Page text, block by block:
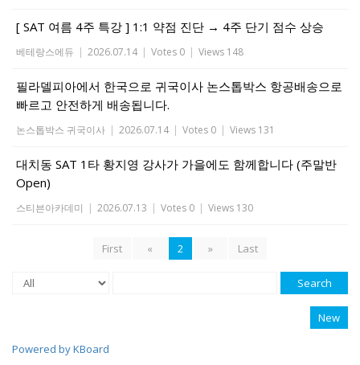
[ SAT 여름 4주 특강 ] 1:1 약점 진단 → 4주 단기 점수 상승
베테랑스에듀 | 2026.07.14 | Votes 0 | Views 148
필라델피아에서 한국으로 귀국이사 논스톱박스 항공배송으로
빠르고 안전하게 배송됩니다.
논스톱박스 귀국이사 | 2026.07.14 | Votes 0 | Views 131
대치동 SAT 1타 황지영 강사가 가을에도 함께합니다 (주말반
Open)
스티븐아카데미 | 2026.07.13 | Votes 0 | Views 130
First « 2 » Last
Search
New
Powered by KBoard